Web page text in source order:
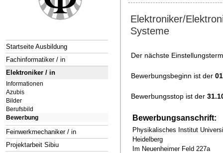
Startseite Ausbildung
Fachinformatiker / in
Elektroniker / in
Informationen
Azubis
Bilder
Berufsbild
Bewerbung
Feinwerkmechaniker / in
Projektarbeit Sibiu
Elektroniker/
Systeme
Der nächste
Bewerbungsbeginn ist der
Bewerbungsstop ist der
Bewerbungsanschrift:
Physikalisches Institut
Heidelberg
Im Neuenheimer Feld 227a